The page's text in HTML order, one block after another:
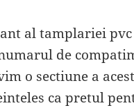
al tamplariei pvc
de
o sectiune a
ca pretul